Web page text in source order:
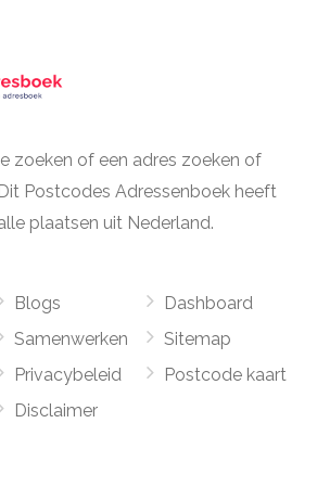
zoeken of een adres zoeken of
Postcodes Adressenboek heeft
plaatsen uit Nederland.
Blogs
Samenwerken
Privacybeleid
Disclaimer
Dashboard
Sitemap
Postcode kaart